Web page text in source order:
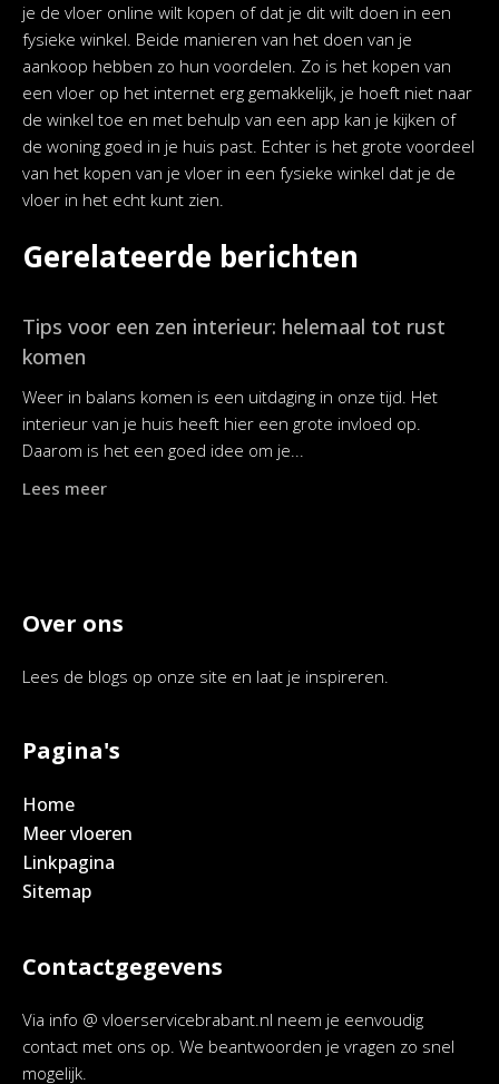
je de vloer online wilt kopen of dat je dit wilt doen in een
fysieke winkel. Beide manieren van het doen van je
aankoop hebben zo hun voordelen. Zo is het kopen van
een vloer op het internet erg gemakkelijk, je hoeft niet naar
de winkel toe en met behulp van een app kan je kijken of
de woning goed in je huis past. Echter is het grote voordeel
van het kopen van je vloer in een fysieke winkel dat je de
vloer in het echt kunt zien.
Gerelateerde berichten
Tips voor een zen interieur: helemaal tot rust
komen
Weer in balans komen is een uitdaging in onze tijd. Het
interieur van je huis heeft hier een grote invloed op.
Daarom is het een goed idee om je...
Lees meer
Over ons
Lees de blogs op onze site en laat je inspireren.
Pagina's
Home
Meer vloeren
Linkpagina
Sitemap
Contactgegevens
Via info @ vloerservicebrabant.nl neem je eenvoudig
contact met ons op. We beantwoorden je vragen zo snel
mogelijk.